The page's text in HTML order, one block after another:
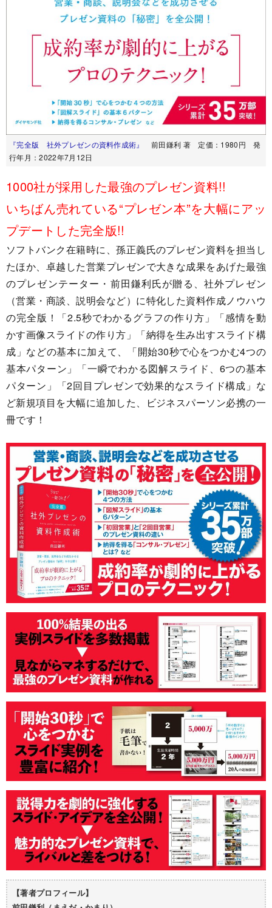
『完全版 社外プレゼンの資料作成術』
前田鎌利 著 定価：1980円 発
行年月：2022年7月12日
1000社が採用した最強のプレゼン資料!!
いちばん売れている“プレゼン本”を大幅にアッ
プデートした完全版!!
ソフトバンク在籍時に、孫正義氏のプレゼン資料を担当し
たほか、卓越した営業プレゼンで大きな成果をあげた最強
のプレゼンテーター・前田鎌利氏が贈る、社外プレゼン
（営業・商談、説明会など）に特化した資料作成ノウハウ
の完全版！「2.5秒でわかるグラフの作り方」「感情を動
かす画像スライドの作り方」「納得を生み出すスライド構
成」などの基本に加えて、「開始30秒で心をつかむ4つの
基本パターン」「一瞬でわかる図解スライド、6つの基本
パターン」「2回目プレゼンで効果的なスライド構成」な
ど新規項目を大幅に追加した、ビジネスパーソン必携の一
冊です！
【著者プロフィール】